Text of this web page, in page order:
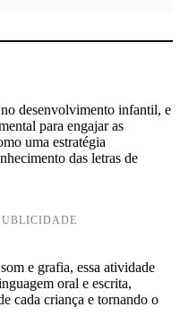
desenvolvimento infantil, e
para engajar as
uma estratégia
das letras de
e grafia, essa atividade
oral e escrita,
cada criança e tornando o